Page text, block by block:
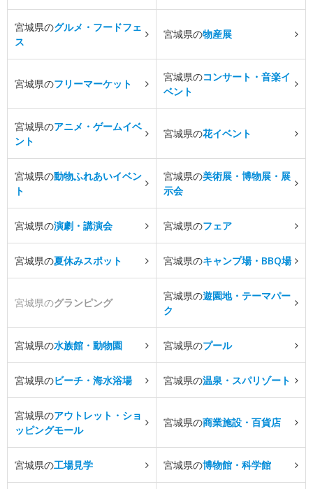
宮城県のグルメ・フードフェ
ス
宮城県の物産展
宮城県のフリーマーケット
宮城県のコンサート・音楽イ
ベント
宮城県のアニメ・ゲームイベ
ント
宮城県の花イベント
宮城県の動物ふれあいイベン
ト
宮城県の美術展・博物展・展
示会
宮城県の演劇・講演会 宮城県のフェア
宮城県の夏休みスポット 宮城県のキャンプ場・BBQ場
宮城県のグランピング
宮城県の遊園地・テーマパー
ク
宮城県の水族館・動物園 宮城県のプール
宮城県のビーチ・海水浴場 宮城県の温泉・スパリゾート
宮城県のアウトレット・ショ
ッピングモール
宮城県の商業施設・百貨店
宮城県の工場見学 宮城県の博物館・科学館